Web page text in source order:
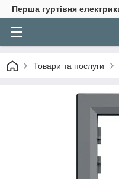
Перша гуртівня
Товари та послуги